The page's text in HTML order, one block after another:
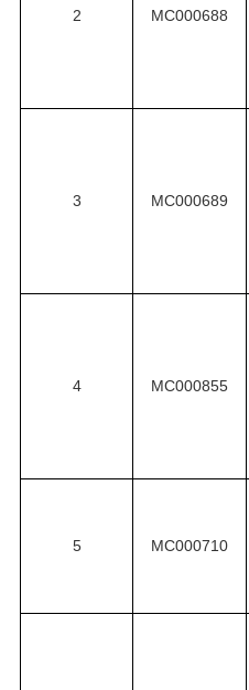
2 MC000688
3 MC000689
4 MC000855
5 МС000710